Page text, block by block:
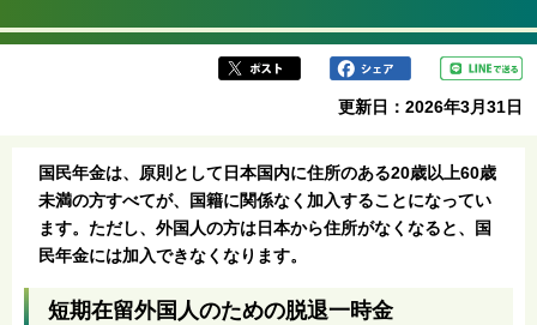
か
更新日：2026年3月31日
国民年金は、原則として日本国内に住所のある20歳以上60歳
未満の方すべてが、国籍に関係なく加入することになってい
ます。ただし、外国人の方は日本から住所がなくなると、国
民年金には加入できなくなります。
短期在留外国人のための脱退一時金